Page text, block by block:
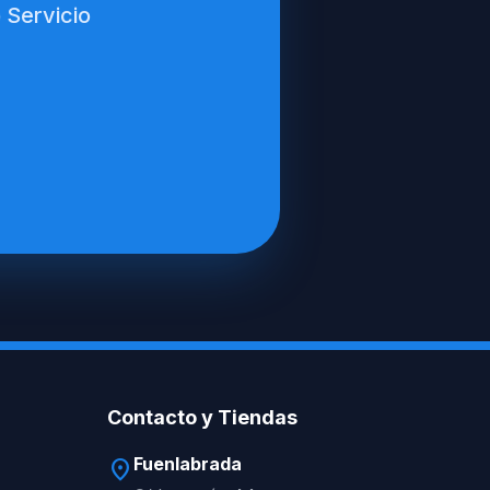
Servicio
Contacto y Tiendas
location_on Fuenlabrada